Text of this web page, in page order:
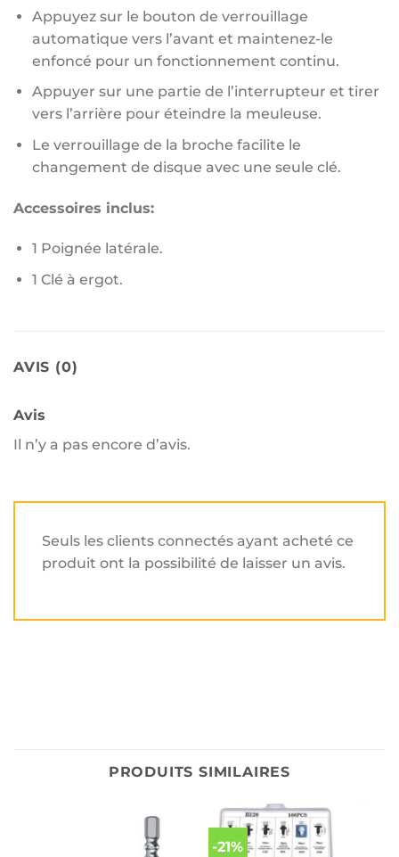
Appuyez sur le bouton de verrouillage
automatique vers l’avant et maintenez-le
enfoncé pour un fonctionnement continu.
Appuyer sur une partie de l’interrupteur et tirer
vers l’arrière pour éteindre la meuleuse.
Le verrouillage de la broche facilite le
changement de disque avec une seule clé.
Accessoires inclus:
1 Poignée latérale.
1 Clé à ergot.
AVIS (0)
Avis
Il n’y a pas encore d’avis.
Seuls les clients connectés ayant acheté ce
produit ont la possibilité de laisser un avis.
PRODUITS SIMILAIRES
-21%